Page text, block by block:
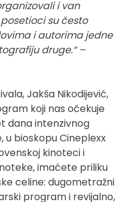
i van
su često
i autorima jedne
druge.“ –
Jakša Nikodijević,
koji nas očekuje
dana intenzivnog
bioskopu Cineplexx
kinoteci i
imaćete priliku
celine: dugometražni
program i revijalno,